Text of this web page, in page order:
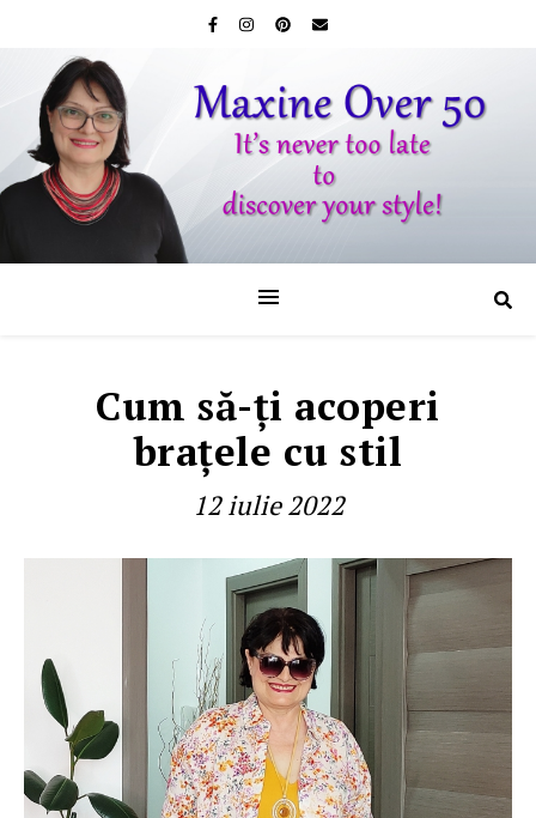
Cum să-ţi acoperi
braţele cu stil
12 iulie 2022